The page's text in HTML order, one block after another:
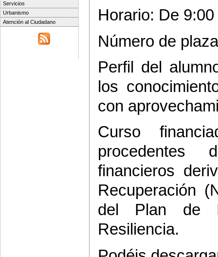
Servicios
Urbanismo
Atención al Ciudadano
Horario: De
Número de
Perfil del
los
con
Curso
procedentes
financieros
Recuperación
del Plan de
Resiliencia.